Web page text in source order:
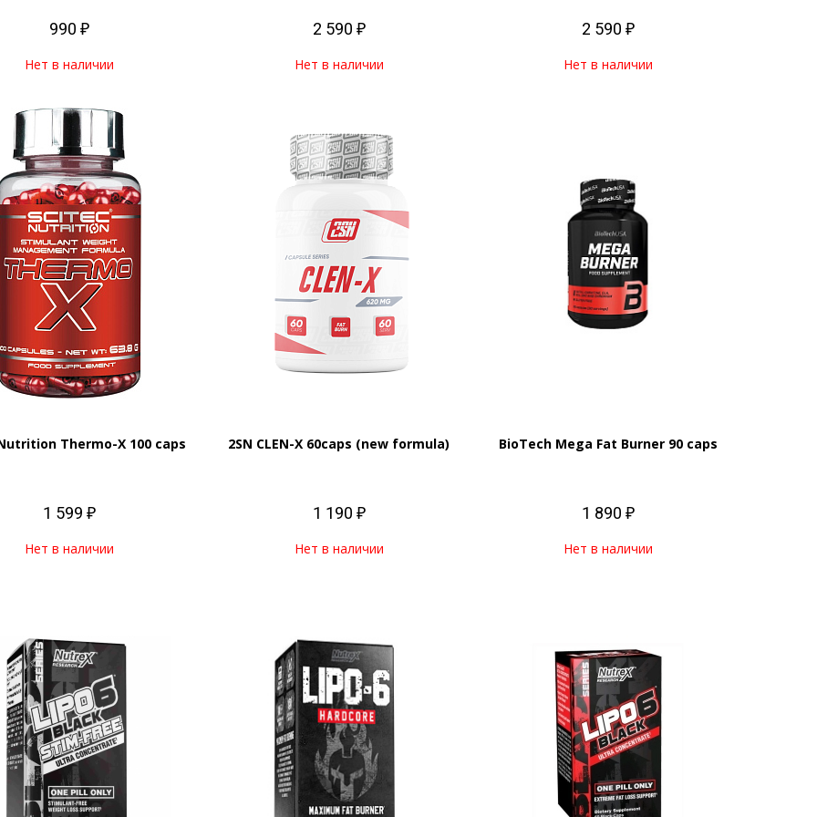
990 ₽
Нет в наличии
2 590 ₽
Нет в наличии
2 590 ₽
Нет в наличии
Thermo-X 100 caps
1 599 ₽
Нет в наличии
2SN CLEN-X 60caps (new formula)
1 190 ₽
Нет в наличии
BioTech Mega Fat Burner 90 caps
1 890 ₽
Нет в наличии